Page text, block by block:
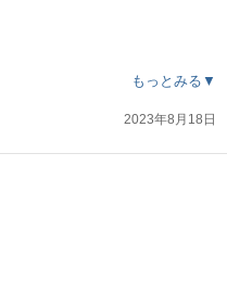
もっとみる▼
2023年8月18日